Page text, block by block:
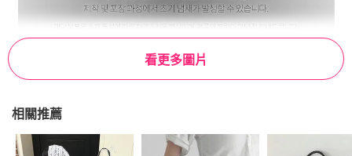
看更多圖片
相關推薦